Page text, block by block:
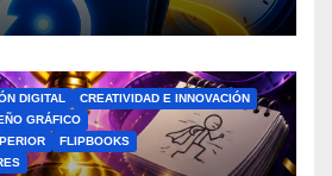
DIGITAL
CREATIVIDAD E INNOVACIÓN
GRÁFICO
FLIPBOOKS